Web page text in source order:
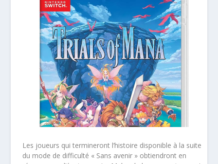
Les joueurs qui termineront l’histoire disponible à la suite
du mode de difficulté « Sans avenir » obtiendront en